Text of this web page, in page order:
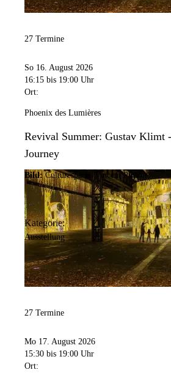
27 Termine
So 16. August 2026
16:15 bis 19:00 Uhr
Ort:
Phoenix des Lumières
Revival Summer: Gustav Klimt
Journey
Bild: Culturespaces/Vincent Pinson
Kategorie:
Ausstellung
27 Termine
Mo 17. August 2026
15:30 bis 19:00 Uhr
Ort: